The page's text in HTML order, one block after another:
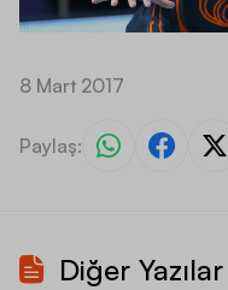
8 Mart 2017
Paylaş:
Diğer Yazılar